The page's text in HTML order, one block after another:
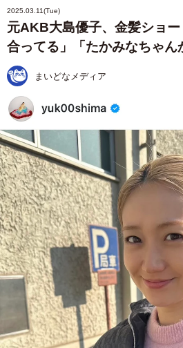
2025.03.11(Tue)
元AKB大島優子、金髪ショ
合ってる」「たかみなちゃん
まいどなメディア